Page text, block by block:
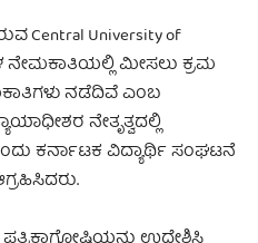
Central University of
ನೇಮಕಾತಿಯಲ್ಲಿ ಮೀಸಲು ಕ್ರಮ
ನಡೆದಿವೆ ಎಂಬ
ನೇತೃತ್ವದಲ್ಲಿ
ಕರ್ನಾಟಕ ವಿದ್ಯಾರ್ಥಿ ಸಂಘಟನೆ